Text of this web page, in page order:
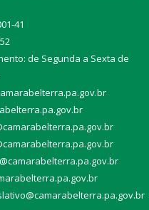
41
de Segunda a Sexta de
r